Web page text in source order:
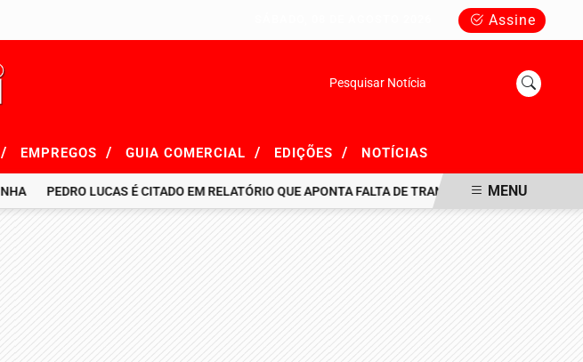
Assine
Pesquisar Notícia
/ EMPREGOS / GUIA COMERCIAL / EDIÇÕES / NOTÍCIAS
PEDRO LUCAS É CITADO EM RELATÓRIO QUE APONTA FALTA DE TRANSPARÊNCIA EM R$ 716
MENU